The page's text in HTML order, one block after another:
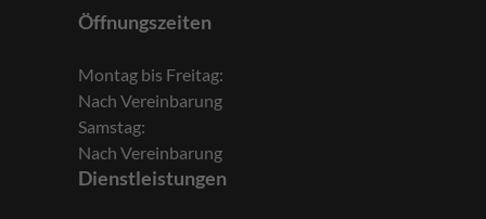
Öffnungszeiten
Montag bis Freitag:
Nach Vereinbarung
Samstag:
Nach Vereinbarung
Dienstleistungen